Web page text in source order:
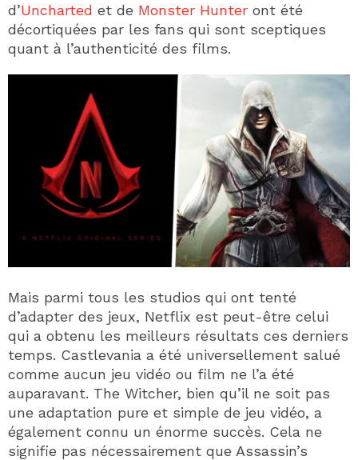
d’Uncharted et de Monster Hunter ont été
décortiquées par les fans qui sont sceptiques
quant à l’authenticité des films.
Mais parmi tous les studios qui ont tenté
d’adapter des jeux, Netflix est peut-être celui
qui a obtenu les meilleurs résultats ces derniers
temps. Castlevania a été universellement salué
comme aucun jeu vidéo ou film ne l’a été
auparavant. The Witcher, bien qu’il ne soit pas
une adaptation pure et simple de jeu vidéo, a
également connu un énorme succès. Cela ne
signifie pas nécessairement que Assassin’s